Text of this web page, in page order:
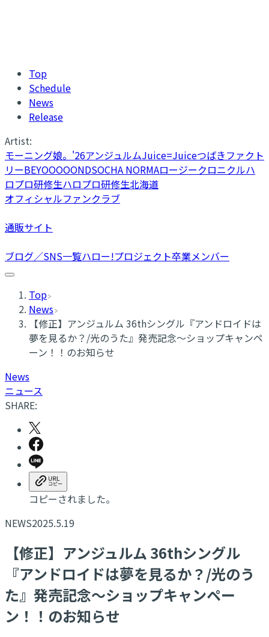
Top
Schedule
News
Release
Artist:
モーニング娘。'26アンジュルムJuice=Juiceつばきファクト
リーBEYOOOOONDSOCHA NORMAロージークロニクルハ
ロプロ研修生ハロプロ研修生北海道
オフィシャルファンクラブ
通販サイト
ブログ／SNS一覧ハロー!プロジェクト卒業メンバー
Top
News
【修正】アンジュルム 36thシングル『アンドロイドは
夢を見るか？/光のうた』発売記念～ショップキャンペ
ーン！！のお知らせ
News
ニュース
SHARE:
コピーされました。
NEWS2025.5.19
【修正】アンジュルム 36thシングル
『アンドロイドは夢を見るか？/光のう
た』発売記念～ショップキャンペー
ン！！のお知らせ